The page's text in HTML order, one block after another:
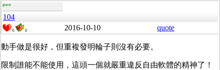
guest
104
0 0 2016-10-10 quote
動手做是很好，但重複發明輪子則沒有必要。
限制誰能不能使用，這頭一個就嚴重違反自由軟體的精神了！